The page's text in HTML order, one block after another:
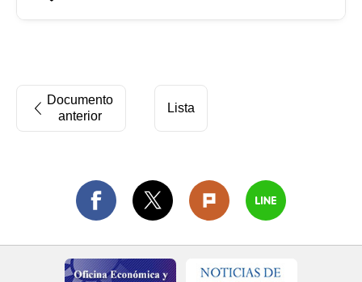
Documento
anterior
Lista